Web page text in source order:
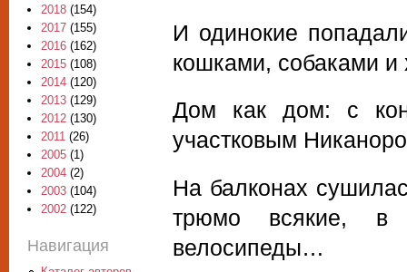
И одинокие
кошками, собаками
Дом как дом: с
участковым
На балконах
трюмо всякие, в
велосипеды…
2018 (154)
2017 (155)
2016 (162)
2015 (108)
2014 (120)
2013 (129)
2012 (130)
2011 (26)
2005 (1)
2004 (2)
2003 (104)
2002 (122)
Навигация